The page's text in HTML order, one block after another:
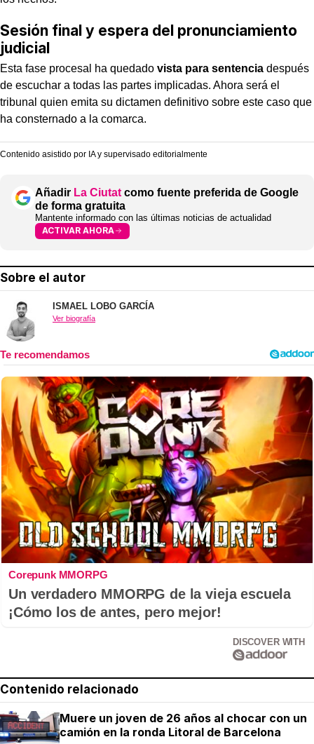
Sesión final y espera del pronunciamiento
judicial
Esta fase procesal ha quedado vista para sentencia después
de escuchar a todas las partes implicadas. Ahora será el
tribunal quien emita su dictamen definitivo sobre este caso que
ha consternado a la comarca.
Contenido asistido por IA y supervisado editorialmente
Añadir La Ciutat como fuente preferida de Google
de forma gratuita
Mantente informado con las últimas noticias de actualidad
ACTIVAR AHORA
Sobre el autor
ISMAEL LOBO GARCÍA
Ver biografía
Corepunk MMORPG
Un verdadero MMORPG de la vieja escuela
¡Cómo los de antes, pero mejor!
DISCOVER WITH
Contenido relacionado
Muere un joven de 26 años al chocar con un
camión en la ronda Litoral de Barcelona